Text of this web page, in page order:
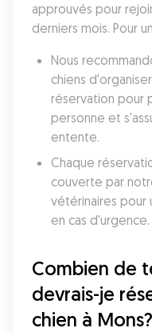
approuvés pour
derniers mois. Pour
Nous
chiens
réservation pour
personne et
entente.
Chaque
couverte par
vétérinaires pour
en cas d'urgence.
Combien de
devrais-je
chien à Mons?